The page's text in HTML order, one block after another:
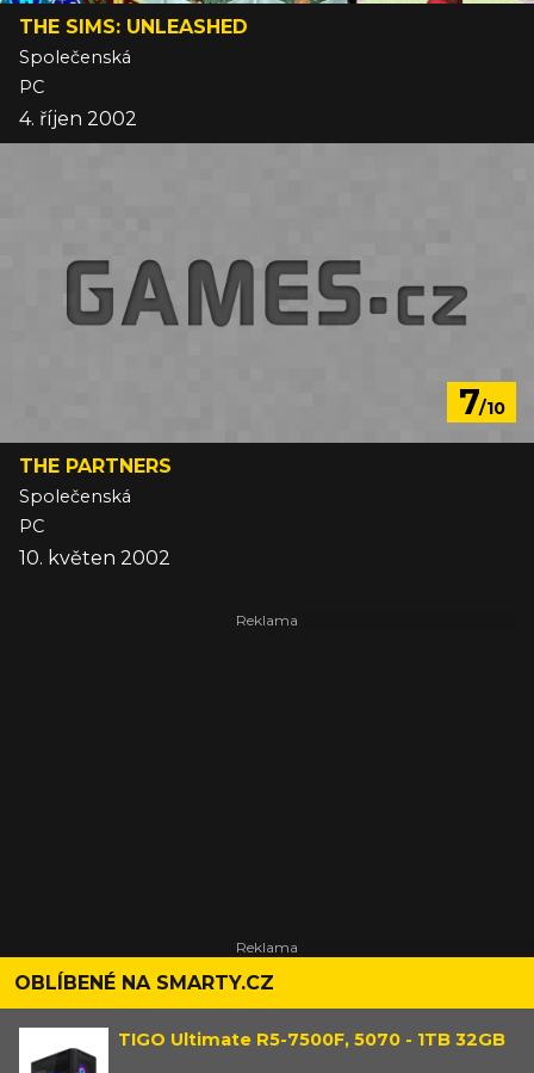
THE SIMS: UNLEASHED
Společenská
PC
4. říjen 2002
7/10
THE PARTNERS
Společenská
PC
10. květen 2002
OBLÍBENÉ NA SMARTY.CZ
TIGO Ultimate R5-7500F, 5070 - 1TB 32GB